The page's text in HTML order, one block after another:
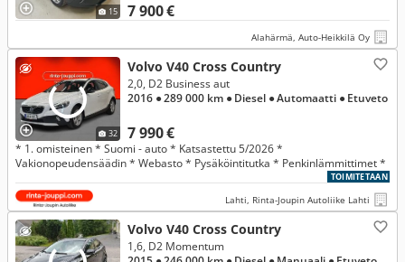
15 7 900 €
Alahärmä, Auto-Heikkilä Oy
32
Volvo V40 Cross Country
7 990 €
2,0, D2 Business aut
2016 ● 289 000 km ● Diesel ● Automaatti ● Etuveto
* 1. omisteinen * Suomi - auto * Katsastettu 5/2026 *
Vakionopeudensäädin * Webasto * Pysäköintitutka * Penkinlämmittimet *
TOIMITETAAN
Lahti, Rinta-Joupin Autoliike Lahti
Volvo V40 Cross Country
1,6, D2 Momentum